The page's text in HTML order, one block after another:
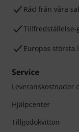
Råd från våra
Tillfredställelse-
Europas största
Service
Leveranskostnader
Hjälpcenter
Tillgodokvitton